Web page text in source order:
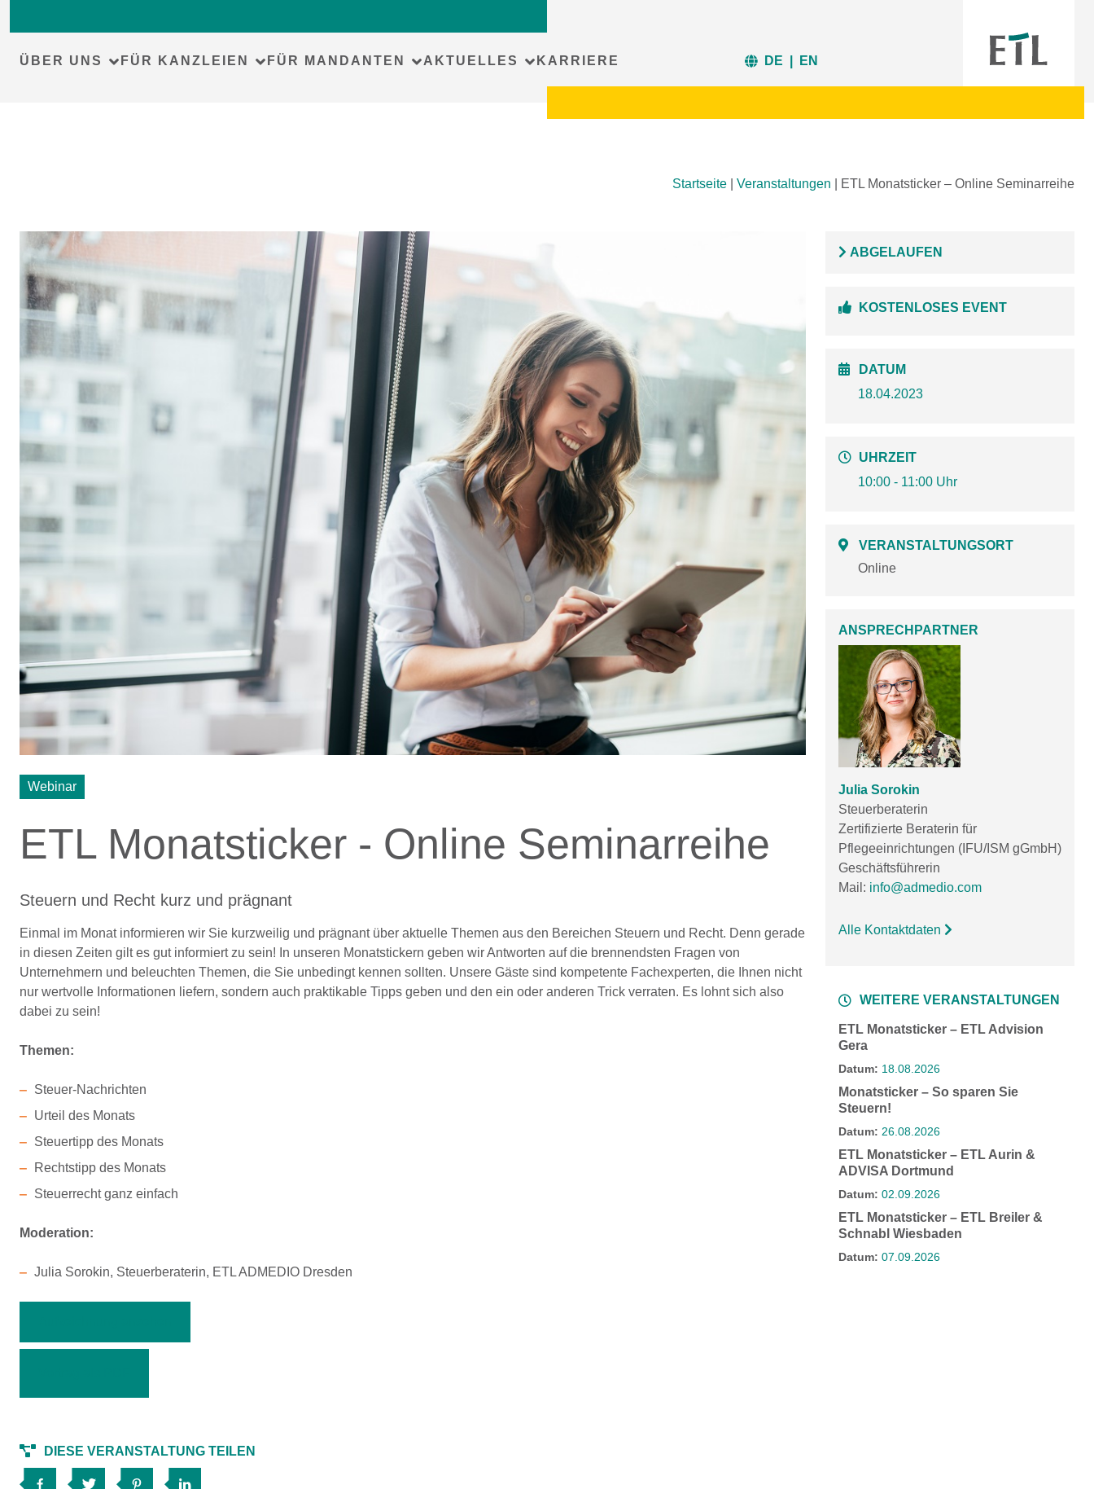
ÜBER UNS FÜR KANZLEIEN FÜR MANDANTEN AKTUELLES KARRIERE DE EN
Startseite Veranstaltungen ETL Monatsticker – Online Seminarreihe
Webinar
ETL Monatsticker - Online Seminarreihe
Steuern und Recht kurz und prägnant
Einmal im Monat informieren wir Sie kurzweilig und prägnant über aktuelle Themen aus den Bereichen Steuern und Recht. Denn gerade
in diesen Zeiten gilt es gut informiert zu sein! In unseren Monatstickern geben wir Antworten auf die brennendsten Fragen von
Unternehmern und beleuchten Themen, die Sie unbedingt kennen sollten. Unsere Gäste sind kompetente Fachexperten, die Ihnen nicht
nur wertvolle Informationen liefern, sondern auch praktikable Tipps geben und den ein oder anderen Trick verraten. Es lohnt sich also
dabei zu sein!
Themen:
Steuer-Nachrichten
Urteil des Monats
Steuertipp des Monats
Rechtstipp des Monats
Steuerrecht ganz einfach
Moderation:
Julia Sorokin, Steuerberaterin, ETL ADMEDIO Dresden
DIESE VERANSTALTUNG TEILEN
ABGELAUFEN
KOSTENLOSES EVENT
DATUM
18.04.2023
UHRZEIT
10:00 - 11:00 Uhr
VERANSTALTUNGSORT
Online
ANSPRECHPARTNER
Julia Sorokin
Steuerberaterin
Zertifizierte Beraterin für
Pflegeeinrichtungen (IFU/ISM gGmbH)
Geschäftsführerin
Mail: info@admedio.com
Alle Kontaktdaten
WEITERE VERANSTALTUNGEN
ETL Monatsticker – ETL Advision
Gera
Datum: 18.08.2026
Monatsticker – So sparen Sie
Steuern!
Datum: 26.08.2026
ETL Monatsticker – ETL Aurin &
ADVISA Dortmund
Datum: 02.09.2026
ETL Monatsticker – ETL Breiler &
Schnabl Wiesbaden
Datum: 07.09.2026